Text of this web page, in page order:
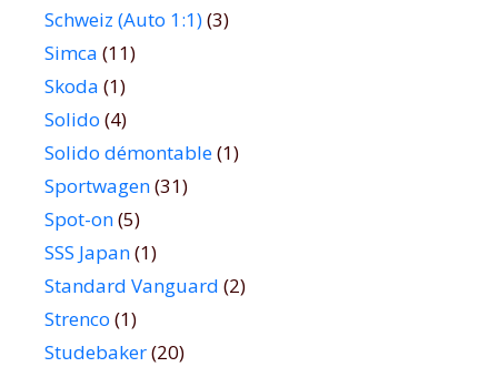
Schweiz (Auto 1:1)(3)
Simca (11)
Skoda (1)
Solido (4)
Solido démontable(1)
Sportwagen(31)
Spot-on(5)
SSS Japan(1)
Standard Vanguard (2)
Strenco (1)
Studebaker(20)